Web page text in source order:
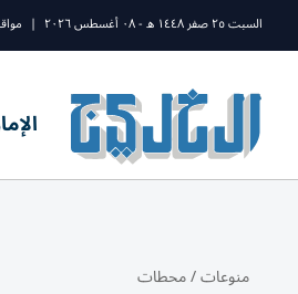
السبت ٢٥ صفر ١٤٤٨ ه - ٠٨ أغسطس ٢٠٢٦ |
منوعات/محطات